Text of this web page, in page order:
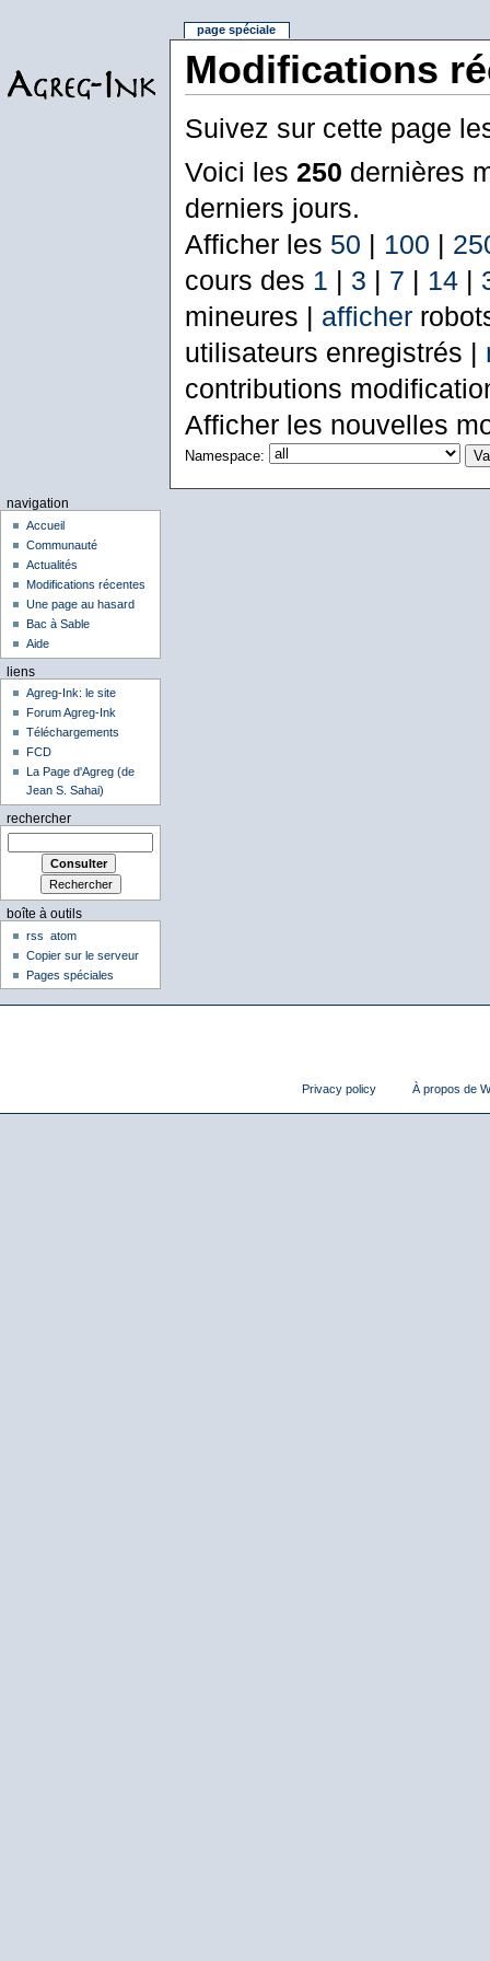
Modifications
Suivez sur cette page
Voici les 250 dernières
derniers jours.
Afficher les 50 | 100 |
cours des 1 | 3 | 7 | 14|
mineures | afficher
utilisateurs enregistrés |
contributions
Afficher les nouvelles
Namespace:
page spéciale
navigation
Accueil
Communauté
Actualités
Modifications récentes
Une page au hasard
Bac à Sable
Aide
liens
Agreg-Ink: le site
Forum Agreg-Ink
Téléchargements
FCD
La Page d'Agreg (de
Jean S. Sahai)
rechercher
boîte à outils
rss
atom
Copier sur le serveur
Pages spéciales
Privacy policy À propos de